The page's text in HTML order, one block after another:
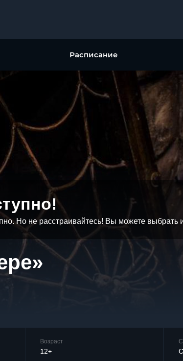
Расписание
Но не расстраивайтесь! Вы можете выбрать
Возраст
12+